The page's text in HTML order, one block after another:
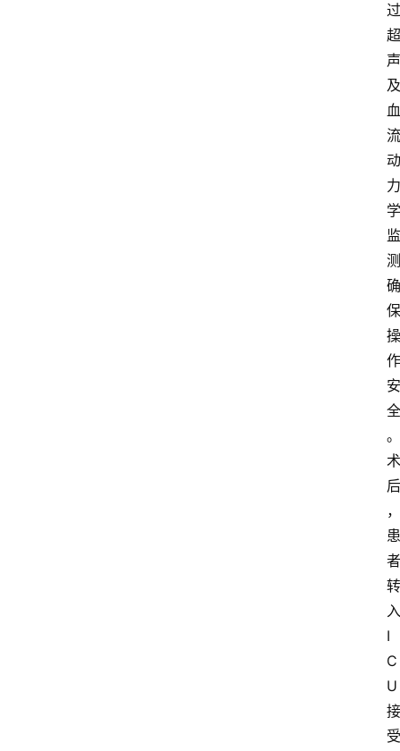
过
超
声
及
血
流
动
力
学
监
测
确
保
操
作
安
全
。
术
后
，
患
者
转
入
I
C
U
接
受